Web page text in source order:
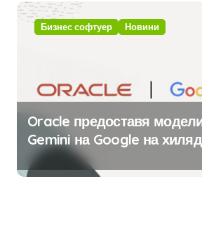
Бизнес софтуер Новини
Oracle предоставя
Gemini на Google на
клиенти на бизнес
приложения